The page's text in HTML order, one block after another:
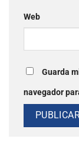
Web
Guarda
navegador